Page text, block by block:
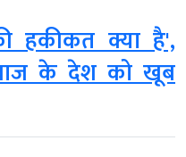
हकीकत क्या है',
के देश को खूब